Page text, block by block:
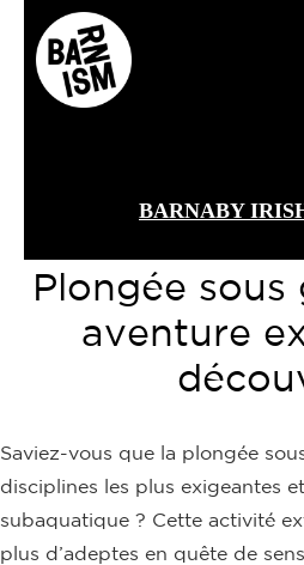
main
BARNABY
Plongée sous
aventure
Saviez-vous que la plongée
disciplines les plus exigeantes
subaquatique ? Cette activité
plus d’adeptes en quête de